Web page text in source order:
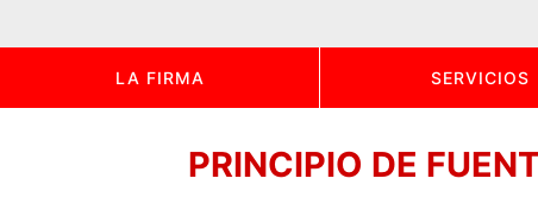
LA FIRMA SERVICIOS
PRINCIPIO DE